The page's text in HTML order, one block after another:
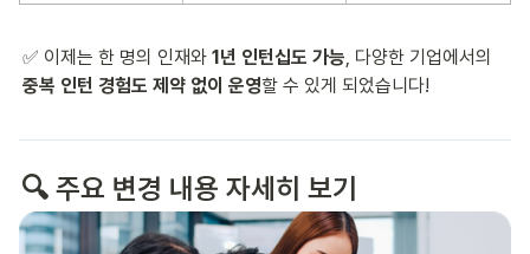
✅ 이제는 한 명의 인재와 1년 인턴십도 가능
중복 인턴 경험도 제약 없이 운영할 수 있게 되었습니다!
🔍 주요 변경 내용 자세히 보기